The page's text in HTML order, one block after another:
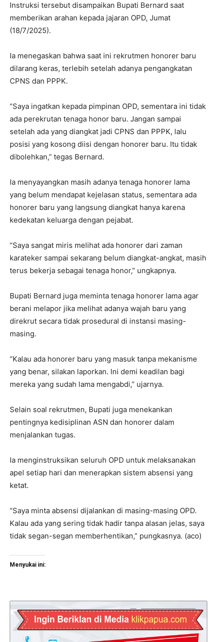
Instruksi tersebut disampaikan Bupati Bernard saat
memberikan arahan kepada jajaran OPD, Jumat
(18/7/2025).
Ia menegaskan bahwa saat ini rekrutmen honorer baru
dilarang keras, terlebih setelah adanya pengangkatan
CPNS dan PPPK.
“Saya ingatkan kepada pimpinan OPD, sementara ini tidak
ada perekrutan tenaga honor baru. Jangan sampai
setelah ada yang diangkat jadi CPNS dan PPPK, lalu
posisi yang kosong diisi dengan honorer baru. Itu tidak
dibolehkan,” tegas Bernard.
Ia menyayangkan masih adanya tenaga honorer lama
yang belum mendapat kejelasan status, sementara ada
honorer baru yang langsung diangkat hanya karena
kedekatan keluarga dengan pejabat.
“Saya sangat miris melihat ada honorer dari zaman
karateker sampai sekarang belum diangkat-angkat, masih
terus bekerja sebagai tenaga honor,” ungkapnya.
Bupati Bernard juga meminta tenaga honorer lama agar
berani melapor jika melihat adanya wajah baru yang
direkrut secara tidak prosedural di instansi masing-
masing.
“Kalau ada honorer baru yang masuk tanpa mekanisme
yang benar, silakan laporkan. Ini demi keadilan bagi
mereka yang sudah lama mengabdi,” ujarnya.
Selain soal rekrutmen, Bupati juga menekankan
pentingnya kedisiplinan ASN dan honorer dalam
menjalankan tugas.
Ia menginstruksikan seluruh OPD untuk melaksanakan
apel setiap hari dan menerapkan sistem absensi yang
ketat.
“Saya minta absensi dijalankan di masing-masing OPD.
Kalau ada yang sering tidak hadir tanpa alasan jelas, saya
tidak segan-segan memberhentikan,” pungkasnya. (aco)
Menyukai ini: